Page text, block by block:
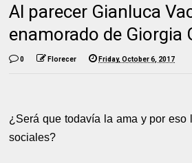
Al parecer Gianluca
enamorado de Giorgia
0 Florecer Friday, October 6, 2017
¿Será que todavía la ama y por eso
sociales?